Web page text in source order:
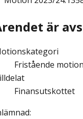
är
Fristående motion
Finansutskottet
: